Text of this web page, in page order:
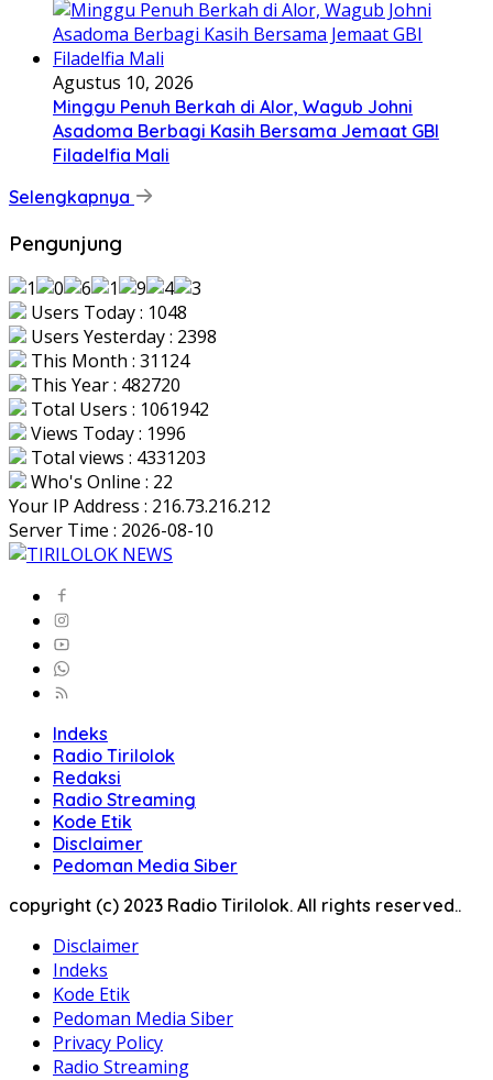
Agustus 10, 2026
Minggu Penuh Berkah di Alor, Wagub Johni
Asadoma Berbagi Kasih Bersama Jemaat GBI
Filadelfia Mali
Selengkapnya
Pengunjung
Users Today : 1048
Users Yesterday : 2398
This Month : 31124
This Year : 482720
Total Users : 1061942
Views Today : 1996
Total views : 4331203
Who's Online : 22
Your IP Address : 216.73.216.212
Server Time : 2026-08-10
Indeks
Radio Tirilolok
Redaksi
Radio Streaming
Kode Etik
Disclaimer
Pedoman Media Siber
copyright (c) 2023 Radio Tirilolok. All rights reserved..
Disclaimer
Indeks
Kode Etik
Pedoman Media Siber
Privacy Policy
Radio Streaming